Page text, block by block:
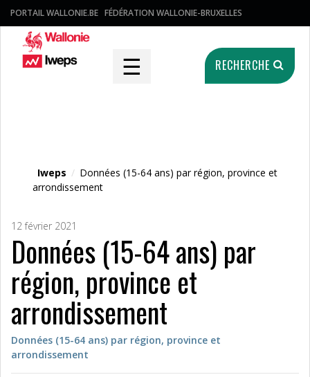
PORTAIL WALLONIE.BE FÉDÉRATION WALLONIE-BRUXELLES
☰ RECHERCHE
Iweps / Données (15-64 ans) par région, province et
arrondissement
12 février 2021
Données (15-64 ans) par
région, province et
arrondissement
Données (15-64 ans) par région, province et
arrondissement